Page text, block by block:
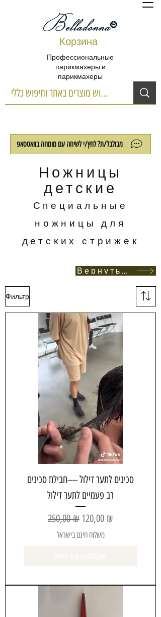
Корзина
Профессиональные
парикмахеры и
парикмахеры
מבולבל/ת? לחץ/י לשיחה עם מומחה בוואטסאפ
Ножницы
детские
Специальные
ножницы для
детских стрижек
Вернуться в магазин
Фильтр
סכינים לתער דילול ----חבילת סכינים
רב פעמיים לתער דילול
Обычная цена
250,00 ₪ Цена со скидкой
120,00 ₪
משלוח חינם בישראל